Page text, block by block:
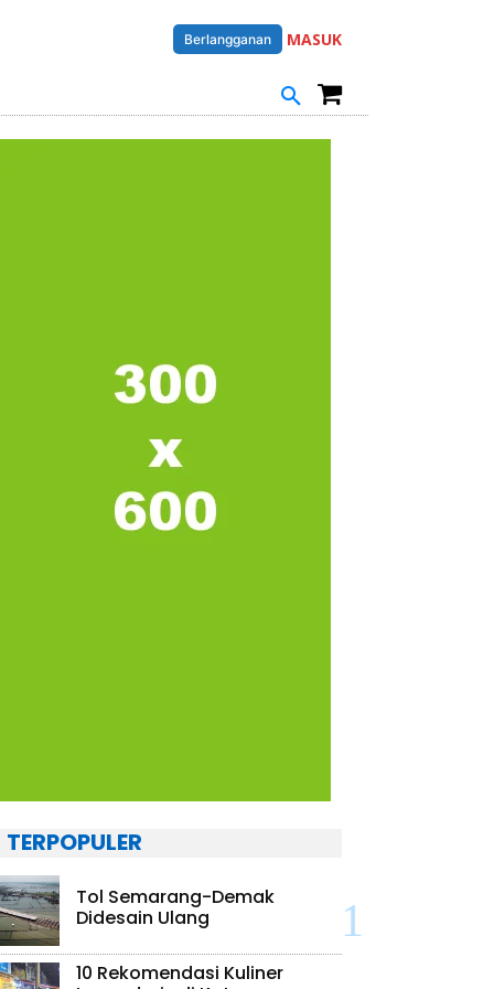
Berlangganan MASUK
TERPOPULER
Tol Semarang-Demak
Didesain Ulang
10 Rekomendasi Kuliner